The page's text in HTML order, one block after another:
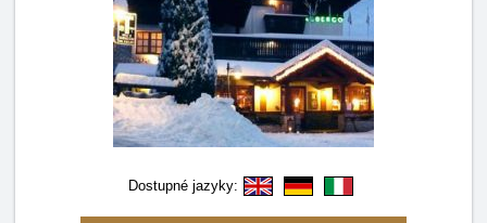
Dostupné jazyky: